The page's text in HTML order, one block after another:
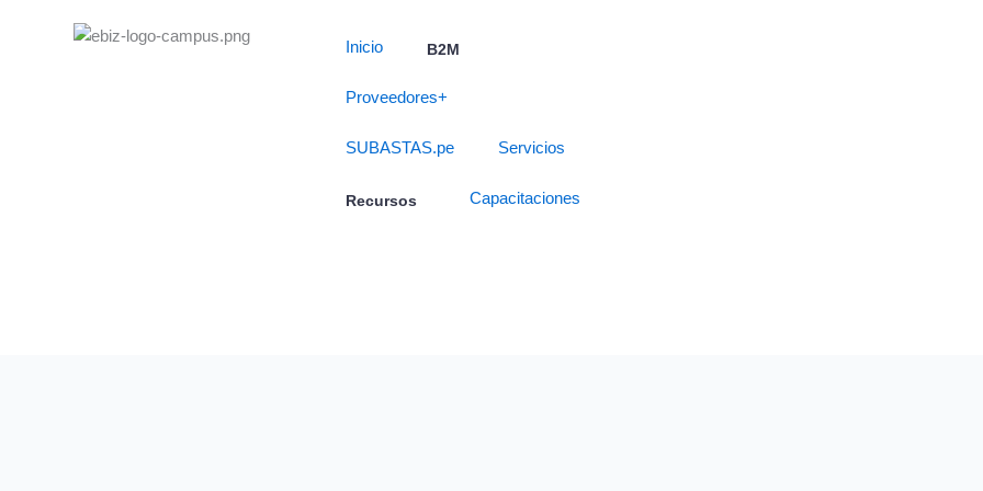
Inicio B2M
Proveedores+
SUBASTAS.pe Servicios
Recursos Capacitaciones